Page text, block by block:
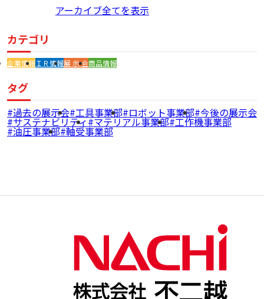
アーカイブ全てを表示
カテゴリ
企業情報ＩＲ情報展 示 会商品情報
タグ
過去の展示会 工具事業部 ロボット事業部 今後の展示会
サステナビリティ マテリアル事業部 工作機事業部
油圧事業部 軸受事業部